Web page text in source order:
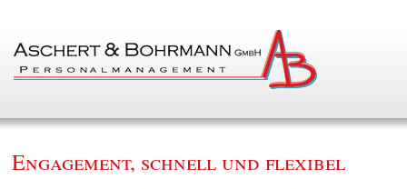
Engagement, schnell und flexibel